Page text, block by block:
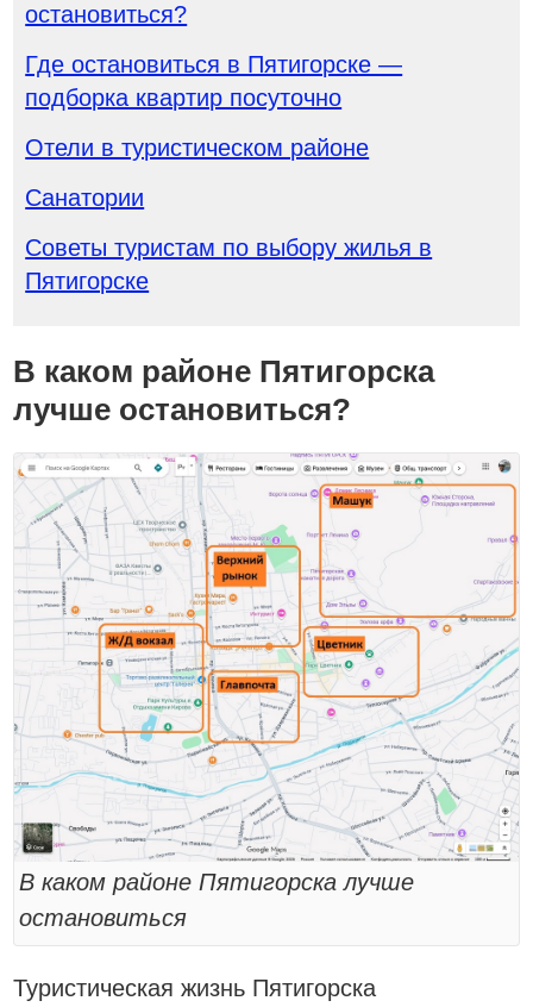
остановиться?
Где остановиться в Пятигорске —
подборка квартир посуточно
Отели в туристическом районе
Санатории
Советы туристам по выбору жилья в
Пятигорске
В каком районе Пятигорска
лучше остановиться?
В каком районе Пятигорска лучше
остановиться
Туристическая жизнь Пятигорска